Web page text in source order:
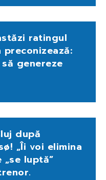
ratingul
preconizează:
genereze
după
„Îi voi elimina
„se luptă”